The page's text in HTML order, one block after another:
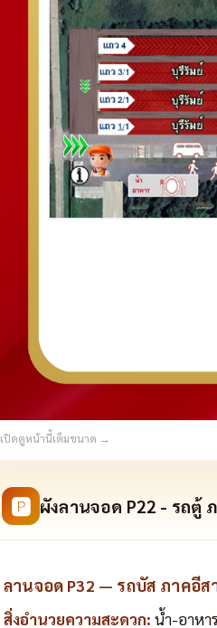
เปิดดูหน้านี้เต็มขนาด →
🅿 ผังลานจอด P22 - รถตู้
ลานจอด P32 — รถบัส ภาคอีส
สิ่งอำนวยความสะดวก: น้ำ-อาหา